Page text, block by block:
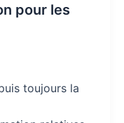
pour les
toujours la